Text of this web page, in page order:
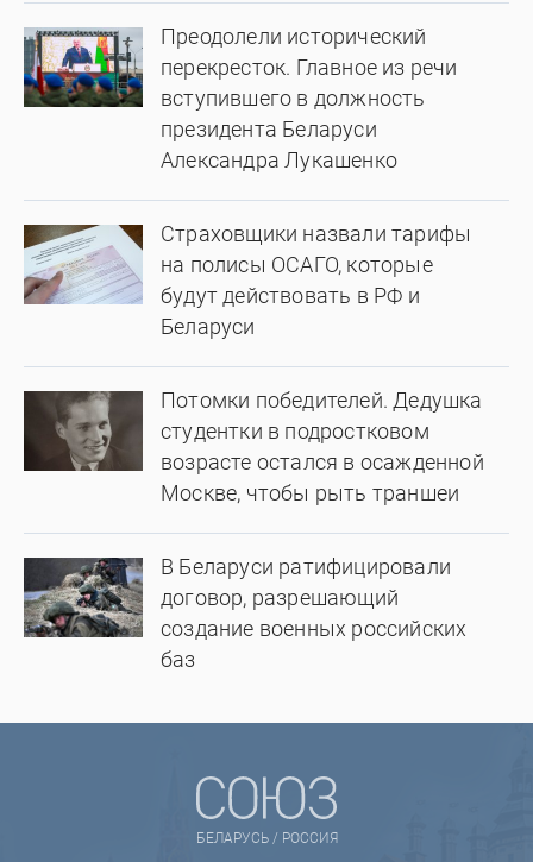
Преодолели исторический
перекресток. Главное из речи
вступившего в должность
президента Беларуси
Александра Лукашенко
Страховщики назвали тарифы
на полисы ОСАГО, которые
будут действовать в РФ и
Беларуси
Потомки победителей. Дедушка
студентки в подростковом
возрасте остался в осажденной
Москве, чтобы рыть траншеи
В Беларуси ратифицировали
договор, разрешающий
создание военных российских
баз
БЕЛАРУСЬ / РОССИЯ